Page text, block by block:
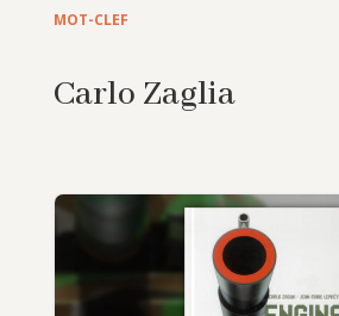
MOT-CLEF
Carlo Zaglia